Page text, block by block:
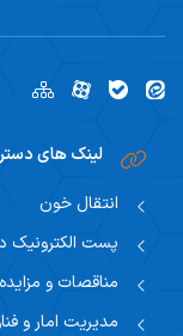
لینک های
انتقال خون
پست الکترونیک
مناقصات و
مدیریت امار و